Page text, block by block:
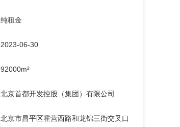
纯租金
2023-06-30
92000m²
北京首都开发控股（集团）有限公司
北京市昌平区霍营西路和龙锦三街交叉口